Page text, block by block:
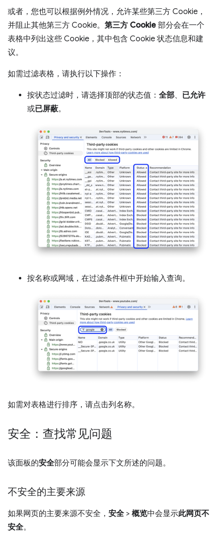
或者，您也可以根据例外情况，允许某些第三方 Cookie，
并阻止其他第三方 Cookie。 第三方 Cookie 部分会在一个
表格中列出这些 Cookie，其中包含 Cookie 状态信息和建
议。
如需过滤表格，请执行以下操作：
按状态过滤时，请选择顶部的状态值： 全部、 已允许
或已屏蔽。
按名称或网域，在过滤条件框中开始输入查询。
如需对表格进行排序，请点击列名称。
安全：查找常见问题
该面板的安全部分可能会显示下文所述的问题。
不安全的主要来源
如果网页的主要来源不安全，安全 > 概览中会显示此网页不
安全。